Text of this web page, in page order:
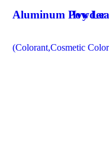
Aluminum Powder
(Colorant,Cosmetic
Ivy